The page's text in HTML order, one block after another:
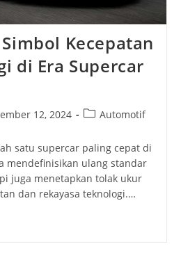
Simbol Kecepatan
di Era Supercar
12, 2024
PostAutomotif
satu supercar paling cepat di
mendefinisikan ulang standar
juga menetapkan tolak ukur
dan rekayasa teknologi.…